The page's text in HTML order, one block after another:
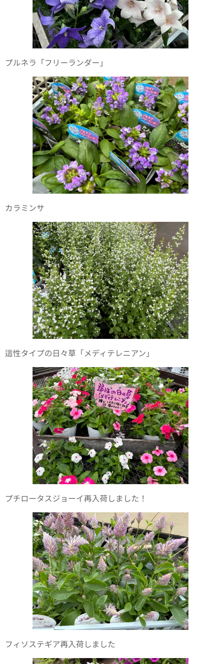
プルネラ「フリーランダー」
カラミンサ
這性タイプの日々草「メディテレニアン」
プチロータスジョーイ再入荷しました！
フィソステギア再入荷しました